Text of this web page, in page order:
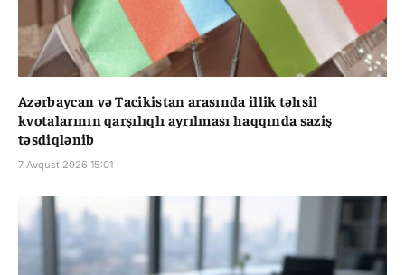
Azərbaycan və Tacikistan arasında illik təhsil
kvotalarının qarşılıqlı ayrılması haqqında saziş
təsdiqlənib
7 Avqust 2026 15:01